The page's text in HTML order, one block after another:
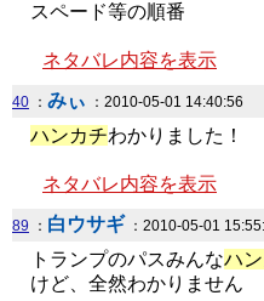
スペード等の順番
ネタバレ内容を表示
40 ： みぃ ：2010-05-01 14:40:56
ハンカチわかりました！
ネタバレ内容を表示
89 ： 白ウサギ ：2010-05-01
トランプのパスみんなハ
けど、全然わかりません